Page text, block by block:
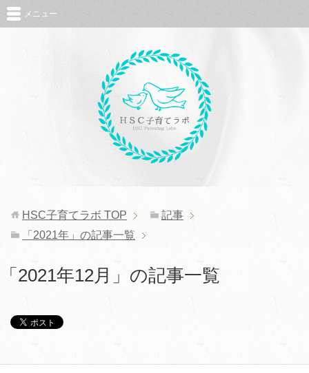
メニュー
HSC子育てラボ TOP
記事
「2021年」の記事一覧
「2021年12月」の記事一覧